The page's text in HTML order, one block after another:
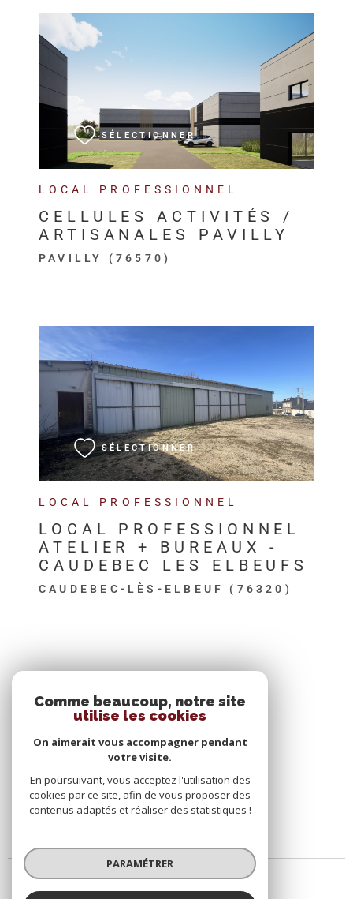
LOCAL PROFESSIONNEL
CELLULES ACTIVITÉS /
ARTISANALES PAVILLY
PAVILLY (76570)
SÉLECTIONNER
VOIR LE BIEN
LOCAL PROFESSIONNEL
LOCAL PROFESSIONNEL
ATELIER + BUREAUX -
CAUDEBEC LES ELBEUFS
CAUDEBEC-LÈS-ELBEUF (76320)
SÉLECTIONNER
VOIR LE BIEN
Comme beaucoup, notre site
utilise les cookies
On aimerait vous accompagner pendant
votre visite.
En poursuivant, vous acceptez l'utilisation des
cookies par ce site, afin de vous proposer des
contenus adaptés et réaliser des statistiques !
PARAMÉTRER